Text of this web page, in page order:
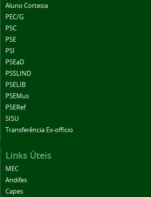
Aluno Cortesia
PEC/G
PSC
PSE
PSI
PSEaD
PSSLIND
PSELIB
PSEMus
PSERef
SISU
Transferência Ex-officio
Links Úteis
MEC
Andifes
Capes